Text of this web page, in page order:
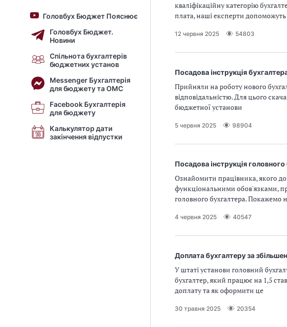
Головбух Бюджет Пояснює
Головбух Бюджет.
Новини
Спільнота бухгалтерів
бюджетних установ
Messenger Бухгалтерія
для бюджету та ОМС
Facebook Бухгалтерія
для бюджету
Калькулятор дати
закінчення відпустки
кваліфікаційну категорію
плата, наші експерти допоможуть
12 червня 2025 54803
Посадова інструкція
Прийняли на роботу нового
відповідальністю. Для цього
бюджетної установи
5 червня 2025 98904
Посадова інструкція
Ознайомити працівника, якого
функціональними обов'язками,
головного бухгалтера. Покажемо
4 червня 2025 40547
Доплата бухгалтеру за
У штаті установи головний
бухгалтер, який працює на 1,5
доплату та як оформити це
30 травня 2025 20354